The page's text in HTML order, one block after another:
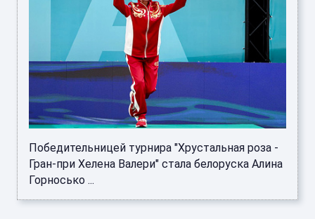
Победительницей турнира "Хрустальная роза -
Гран-при Хелена Валери" стала белоруска Алина
Горносько ...